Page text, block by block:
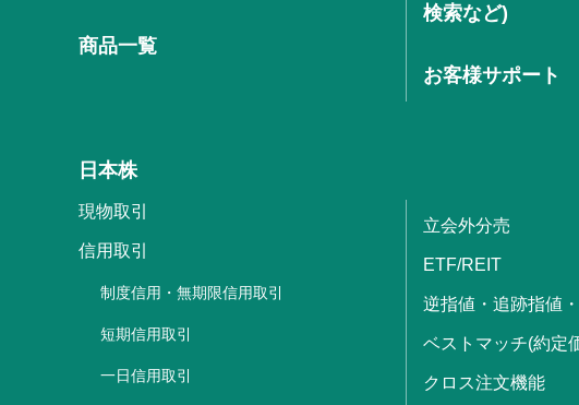
商品一覧
検索など)
お客様サポート
日本株
現物取引
信用取引
制度信用・無期限信用取引
短期信用取引
一日信用取引
立会外分売
ETF/REIT
逆指値・追跡指値
ベストマッチ(約定
クロス注文機能